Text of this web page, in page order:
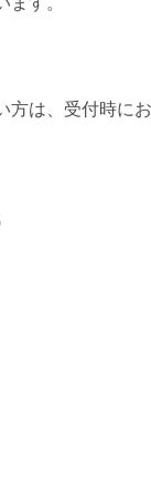
は、受付時に